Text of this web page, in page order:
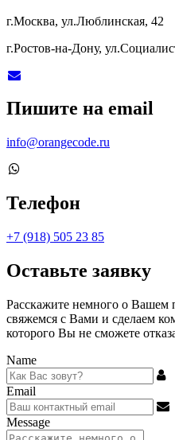
г.Москва, ул.Люблинская, 42
г.Ростов-на-Дону,
Пишите на email
info@orangecode.ru
Телефон
+7 (918) 505 23 85
Оставьте заявку
Расскажите немного о Вашем
свяжемся с Вами и сделаем
которого Вы не сможете
Name
Email
Message